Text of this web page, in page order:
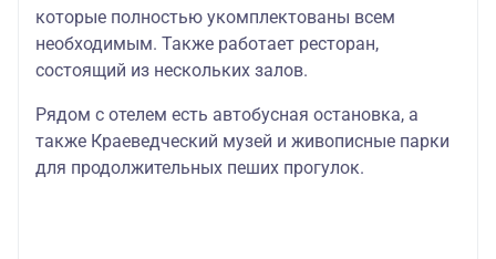
которые полностью укомплектованы всем
необходимым. Также работает ресторан,
состоящий из нескольких залов.
Рядом с отелем есть автобусная остановка, а
также Краеведческий музей и живописные парки
для продолжительных пеших прогулок.